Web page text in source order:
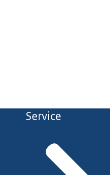
Service